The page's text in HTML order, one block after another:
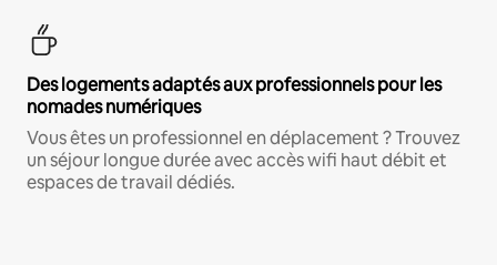
Des logements adaptés aux professionnels pour les
nomades numériques
Vous êtes un professionnel en déplacement ? Trouvez
un séjour longue durée avec accès wifi haut débit et
espaces de travail dédiés.